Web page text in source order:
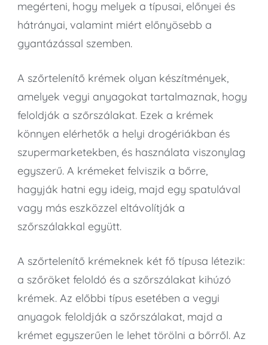
megérteni, hogy melyek a típusai, előnyei és
hátrányai, valamint miért előnyösebb a
gyantázással szemben.
A szőrtelenítő krémek olyan készítmények,
amelyek vegyi anyagokat tartalmaznak, hogy
feloldják a szőrszálakat. Ezek a krémek
könnyen elérhetők a helyi drogériákban és
szupermarketekben, és használata viszonylag
egyszerű. A krémeket felviszik a bőrre,
hagyják hatni egy ideig, majd egy spatulával
vagy más eszközzel eltávolítják a
szőrszálakkal együtt.
A szőrtelenítő krémeknek két fő típusa létezik:
a szőröket feloldó és a szőrszálakat kihúzó
krémek. Az előbbi típus esetében a vegyi
anyagok feloldják a szőrszálakat, majd a
krémet egyszerűen le lehet törölni a bőrről. Az